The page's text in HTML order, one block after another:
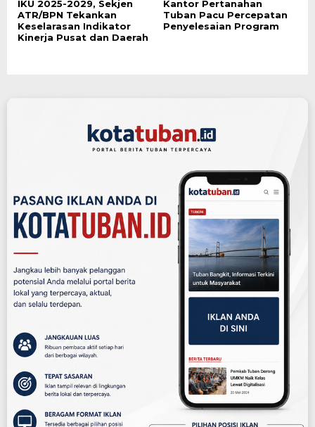
IKU 2025-2029, Sekjen
ATR/BPN Tekankan
Keselarasan Indikator
Kinerja Pusat dan Daerah
Kantor Pertanahan
Tuban Pacu Percepatan
Penyelesaian Program